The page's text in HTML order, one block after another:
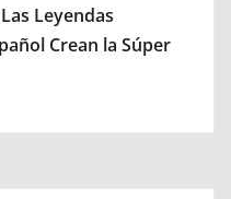
Leyendas
Crean la Súper